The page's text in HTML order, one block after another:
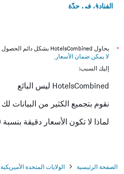
الفنادق في جدّة
*
يحاول HotelsCombined بشكل دائم الحصول على الأسعار الدقيقة، ولكن
لا يمكن ضمان الأسعار .
إليك السبب:
HotelsCombined ليس البائع
نقوم بتجميع الكثير من البيانات لك
لماذا لا تكون الأسعار دقيقة بنسبة 100٪؟
الصفحة الرئيسية الولايات المتحدة الأميريكية